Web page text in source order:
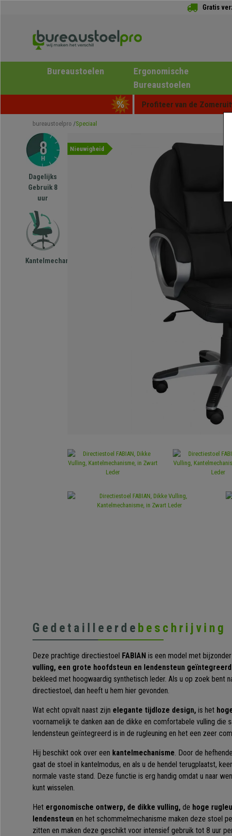
Gratis
Bureaustoelen
Ergonomische
Bureaustoelen
Profiteer van de
bureaustoelpro Speciaal
Dagelijks
Gebruik 8
uur
Kantelmechanisme
Nieuwigheid
Gedetailleerde beschrijving
Deze prachtige directiestoel FABIAN is een model met
vulling, een grote hoofdsteun en lendensteun
bekleed met hoogwaardig synthetisch leder. Als u op zoek bent
directiestoel, dan heeft u hem hier gevonden.
Wat echt opvalt naast zijn elegante tijdloze design, is het
voornamelijk te danken aan de dikke en comfortabele vulling die
lendensteun geïntegreerd is in de rugleuning en het een zeer
Hij beschikt ook over een kantelmechanisme. Door de
gaat de stoel in kantelmodus, en als u de hendel terugplaatst,
normale vaste stand. Deze functie is erg handig omdat u naar
kunt wisselen.
Het ergonomische ontwerp, de dikke vulling, de hoge
lendensteun en het schommelmechanisme maken deze stoel
zitten en maken deze geschikt voor intensief gebruik tot 8 uur